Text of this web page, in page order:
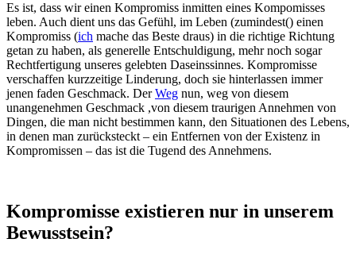
Es ist, dass wir einen Kompromiss inmitten eines Kompomisses
leben. Auch dient uns das Gefühl, im Leben (zumindest() einen
Kompromiss (ich mache das Beste draus) in die richtige Richtung
getan zu haben, als generelle Entschuldigung, mehr noch sogar
Rechtfertigung unseres gelebten Daseinssinnes. Kompromisse
verschaffen kurzzeitige Linderung, doch sie hinterlassen immer
jenen faden Geschmack. DerWeg nun, weg von diesem
unangenehmen Geschmack ,von diesem traurigen Annehmen von
Dingen, die man nicht bestimmen kann, den Situationen des Lebens,
in denen man zurücksteckt – ein Entfernen von der Existenz in
Kompromissen – das ist die Tugend des Annehmens.
Kompromisse existieren nur in unserem
Bewusstsein?